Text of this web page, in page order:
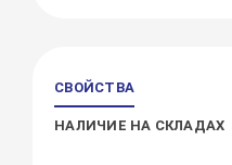
СВОЙСТВА
НАЛИЧИЕ НА СКЛАДАХ